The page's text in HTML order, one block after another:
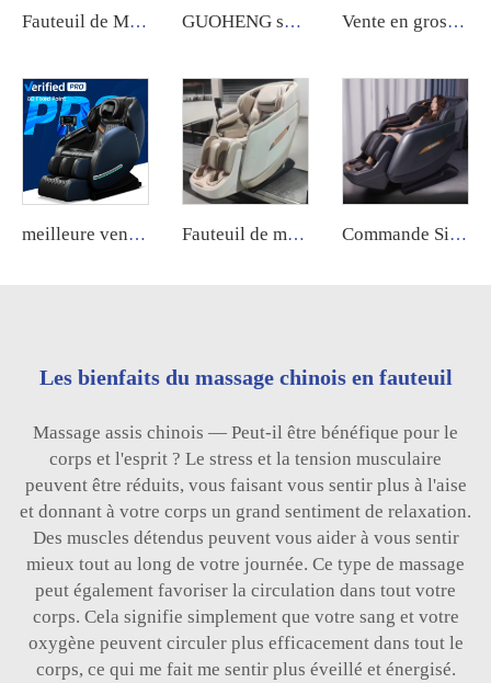
Fauteuil de Massage Robotisé Luxe 4D Zéro Gravité Deluxe à Compression d'Air pour Capsule Spatiale GUOHENG soins corporels fauteuil de massage 4D gravité zéro avec extension pour les jambes, chaise de massage shiatsu piste SL à vendre Vente en gros de fauteuils de massage à écran tactile pieds électriques 8D gravité zéro de luxe pour un massage complet du corps - Fauteuil de massage Guoheng
meilleure vente chaise professionnelle shiatsu gravité zéro canapé de massage 8D intelligent chaise de massage corps entier sillon masajeador chaise de massage Guoheng Fauteuil de massage GUOHENG 5D Corps entier zéro gravité Massage des pieds 4D électrique Fauteuil de massage avec acupression et pétrissage Commande Sillon Masajeador zéro gravité 4D électrique dos et cou Dubai Tech Fauteuil de massage à double mouvement 2025
Les bienfaits du massage chinois en fauteuil
Massage assis chinois — Peut-il être bénéfique pour le
corps et l'esprit ? Le stress et la tension musculaire
peuvent être réduits, vous faisant vous sentir plus à l'aise
et donnant à votre corps un grand sentiment de relaxation.
Des muscles détendus peuvent vous aider à vous sentir
mieux tout au long de votre journée. Ce type de massage
peut également favoriser la circulation dans tout votre
corps. Cela signifie simplement que votre sang et votre
oxygène peuvent circuler plus efficacement dans tout le
corps, ce qui me fait me sentir plus éveillé et énergisé.